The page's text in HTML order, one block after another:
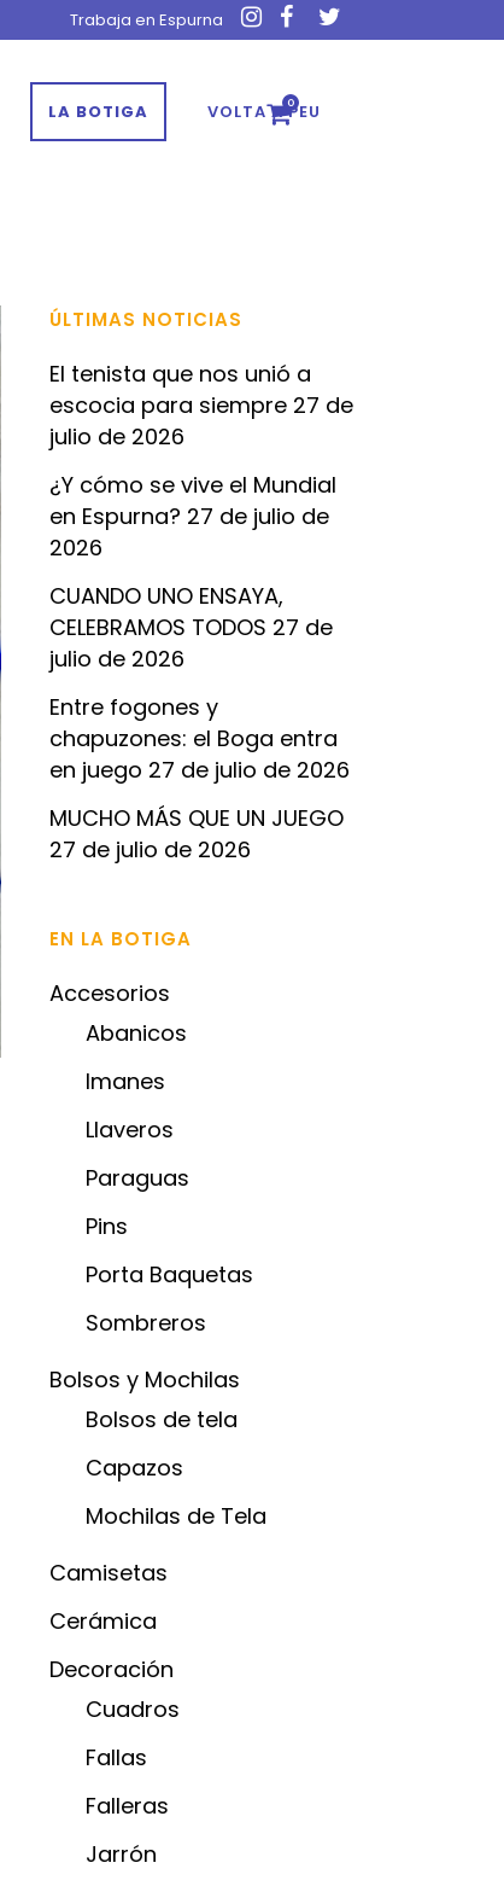
Trabaja en Espurna
0
LA BOTIGA VOLTA A PEU
ÚLTIMAS NOTICIAS
El tenista que nos unió a
escocia para siempre 27 de
julio de 2026
¿Y cómo se vive el Mundial
en Espurna? 27 de julio de
2026
CUANDO UNO ENSAYA,
CELEBRAMOS TODOS 27 de
julio de 2026
Entre fogones y
chapuzones: el Boga entra
en juego 27 de julio de 2026
MUCHO MÁS QUE UN JUEGO
27 de julio de 2026
EN LA BOTIGA
Accesorios
Abanicos
Imanes
Llaveros
Paraguas
Pins
Porta Baquetas
Sombreros
Bolsos y Mochilas
Bolsos de tela
Capazos
Mochilas de Tela
Camisetas
Cerámica
Decoración
Cuadros
Fallas
Falleras
Jarrón